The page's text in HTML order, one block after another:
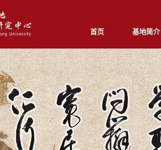
首页 基地简介